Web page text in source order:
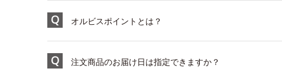
オルビスポイントとは？
注文商品のお届け日は指定できますか？